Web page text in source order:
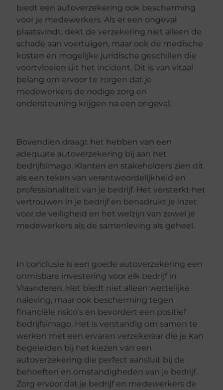
biedt een autoverzekering ook bescherming
voor je medewerkers. Als er een ongeval
plaatsvindt, dekt de verzekering niet alleen de
schade aan voertuigen, maar ook de medische
kosten en mogelijke juridische geschillen die
voortvloeien uit het incident. Dit is van vitaal
belang om ervoor te zorgen dat je
medewerkers de nodige zorg en
ondersteuning krijgen na een ongeval.
Bovendien draagt het hebben van een
adequate autoverzekering bij aan het
bedrijfsimago. Klanten en stakeholders zien dit
als een teken van verantwoordelijkheid en
professionaliteit van je bedrijf. Het versterkt het
vertrouwen in je bedrijf en benadrukt je inzet
voor de veiligheid en het welzijn van zowel je
medewerkers als de samenleving als geheel.
In conclusie is een goede autoverzekering een
onmisbare investering voor elk bedrijf in
Vlaanderen. Het biedt niet alleen wettelijke
naleving, maar ook bescherming tegen
financiële risico’s en bevordert een positief
bedrijfsimago. Het is verstandig om samen te
werken met een ervaren verzekeraar die je kan
begeleiden bij het kiezen van een
autoverzekering die perfect aansluit bij de
behoeften en omstandigheden van je bedrijf.
Zorg ervoor dat je bedrijf en medewerkers de